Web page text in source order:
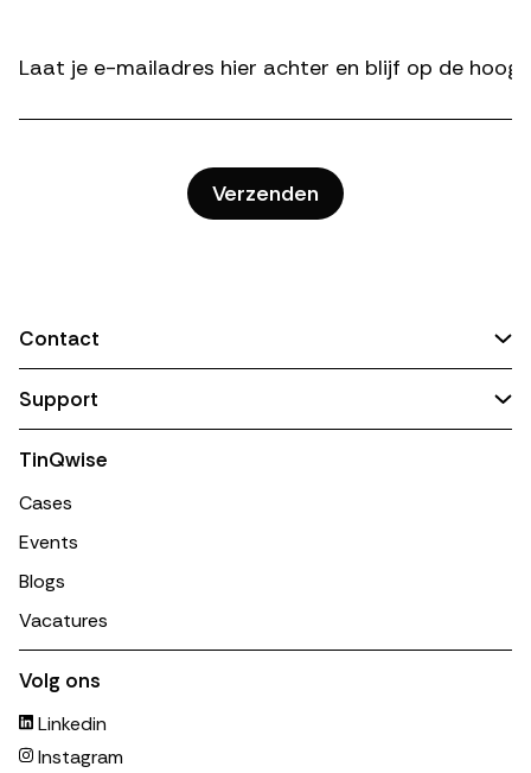
Contact
Support
TinQwise
Cases
Events
Blogs
Vacatures
Volg ons
Linkedin
Instagram